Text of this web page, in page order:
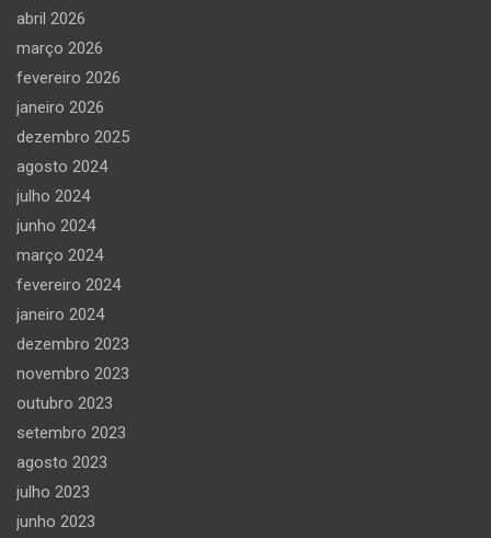
abril 2026
março 2026
fevereiro 2026
janeiro 2026
dezembro 2025
agosto 2024
julho 2024
junho 2024
março 2024
fevereiro 2024
janeiro 2024
dezembro 2023
novembro 2023
outubro 2023
setembro 2023
agosto 2023
julho 2023
junho 2023